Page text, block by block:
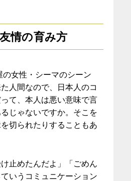
情の育み方
女性・シーマのシーン
人間なので、日本人のコ
て、本人は悪い意味で言
じゃないですか。そこを
切られたりすることもあ
止めたんだよ」「ごめん
いうコミュニケーション